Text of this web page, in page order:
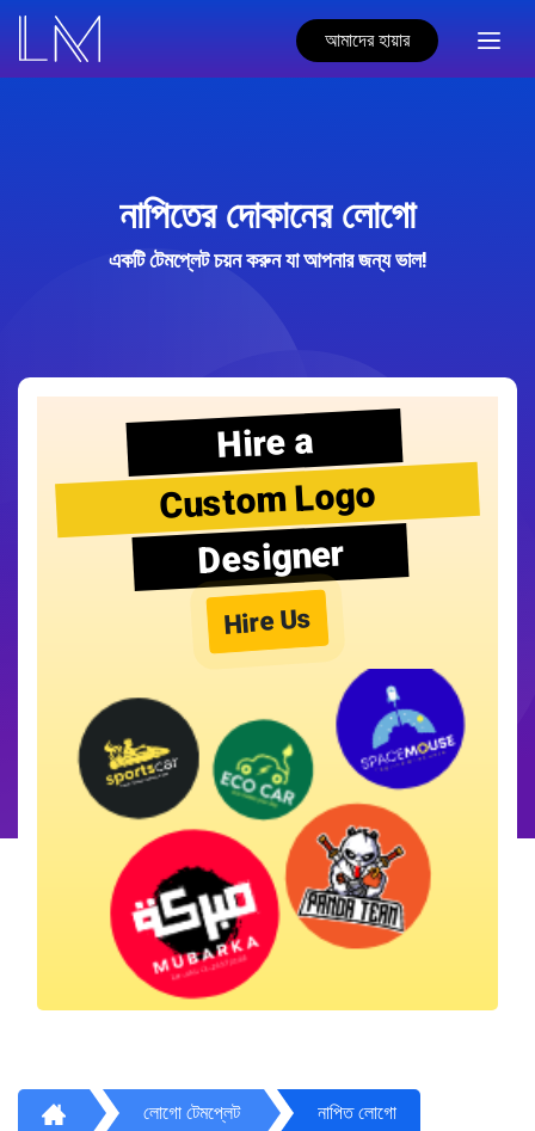
আমাদের হায়ার
নাপিতের দোকানের লোগো
একটি টেমপ্লেট চয়ন করুন যা আপনার জন্য ভাল!
Hire a
Custom Logo
Designer
Hire Us
লোগো টেমপ্লেট নাপিত লোগো